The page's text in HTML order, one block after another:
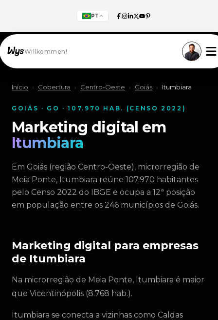
PT
Willkommen!
Início › Cobertura › Centro-Oeste › Goiás › Itumbiara
GOIÁS · GO · 107.970 HAB. (CENSO 2022)
Marketing digital em
Itumbiara
Em Goiás (região Centro-Oeste), microrregião de
Meia Ponte, Itumbiara reúne 107.970 habitantes
pelo Censo 2022 do IBGE e ocupa a 12ª posição
em população entre os 246 municípios de Goiás.
Marketing digital para empresas
de Itumbiara
Na microrregião de Meia Ponte, Itumbiara é maior
que Vicentinópolis (8.768 hab.).
Itumbiara se conecta a vizinhas como Caldas